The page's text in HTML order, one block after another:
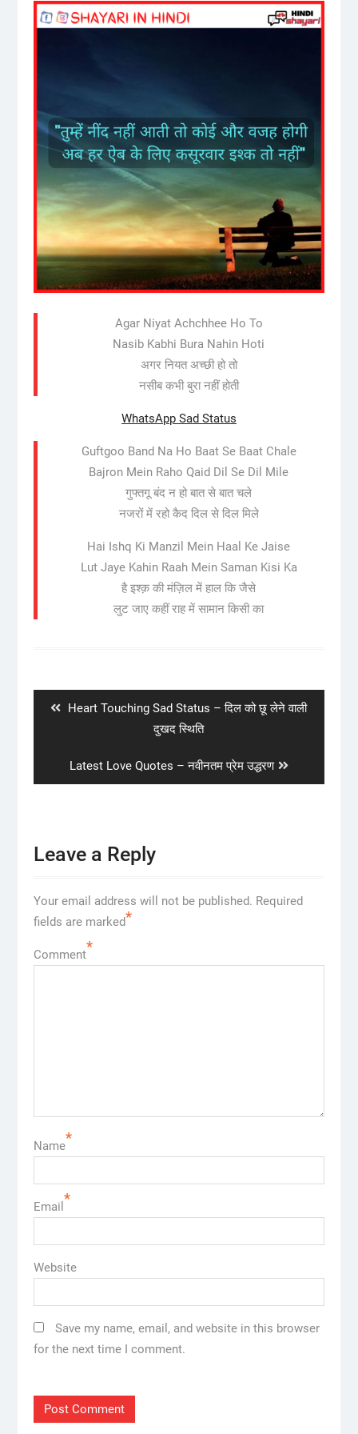
Agar Niyat Achchhee Ho To
Nasib Kabhi Bura Nahin Hoti
अगर नियत अच्छी हो तो
नसीब कभी बुरा नहीं होती
WhatsApp Sad Status
Guftgoo Band Na Ho Baat Se Baat Chale
Bajron Mein Raho Qaid Dil Se Dil Mile
गुफ्तगू बंद न हो बात से बात चले
नजरों में रहो कैद दिल से दिल मिले
Hai Ishq Ki Manzil Mein Haal Ke Jaise
Lut Jaye Kahin Raah Mein Saman Kisi Ka
है इश्क़ की मंज़िल में हाल कि जैसे
लुट जाए कहीं राह में सामान किसी का
Previous
Heart Touching Sad Status – दिल को छू लेने वाली
दुखद स्थिति
Next
post:
Latest Love Quotes – नवीनतम प्रेम उद्धरण
Leave a Reply
Your email address will not be published. Required
fields are marked*
Comment*
Name*
Email *
Website
Save my name, email, and website in this browser
for the next time I comment.